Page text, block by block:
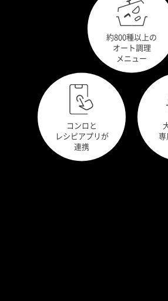
約800種以上の
オート調理
メニュー
コンロと
レシピアプリが
連携